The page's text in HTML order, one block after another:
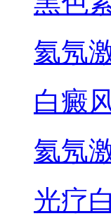
氦氖
白癜
氦氖
光疗